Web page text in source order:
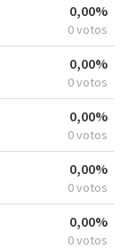
0,00%
0 votos
0,00%
0 votos
0,00%
0 votos
0,00%
0 votos
0,00%
0 votos